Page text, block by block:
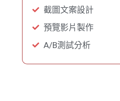
截圖文案設計
預覽影片製作
A/B測試分析